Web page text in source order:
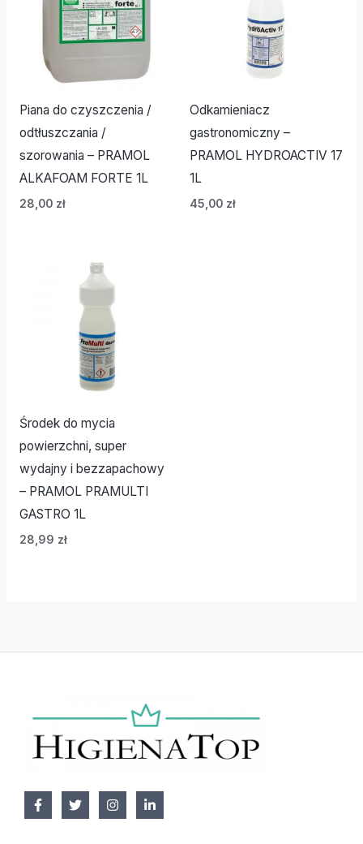
Piana do czyszczenia /
odtłuszczania /
szorowania – PRAMOL
ALKAFOAM FORTE 1L
28,00 zł
Odkamieniacz
gastronomiczny –
PRAMOL HYDROACTIV 17
1L
45,00 zł
Środek do mycia
powierzchni, super
wydajny i bezzapachowy
– PRAMOL PRAMULTI
GASTRO 1L
28,99 zł